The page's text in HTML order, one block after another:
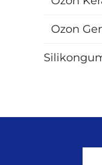
Ozon